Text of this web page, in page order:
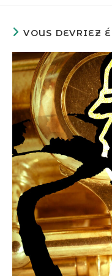
VOUS DEVRIEZ